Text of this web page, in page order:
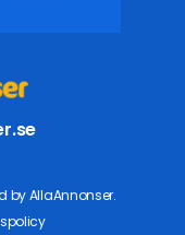
by AllaAnnonser.